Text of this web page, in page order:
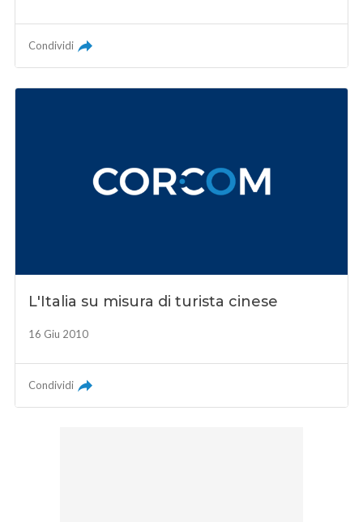
Condividi
L'Italia su misura di turista cinese
16 Giu 2010
Condividi